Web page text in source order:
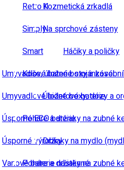
Retro II
Simply
Smart
Umyvadlové baterie stojánkové
Umyvadlové bidetové baterie
Úsporné ECO baterie
Úsporné výrobky
Vanové baterie nástěnné
Kozmetická zrkadlá
Na sprchové zásteny
Háčiky a poličky
Koše, úložné boxy a
Úložné boxy, dózy a
Poháre a držiaky na zubné
Držiaky na mydlo
Poháre a držiaky na zubné